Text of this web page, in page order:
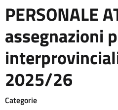
PERSONALE
assegnazioni
2025/26
Categorie